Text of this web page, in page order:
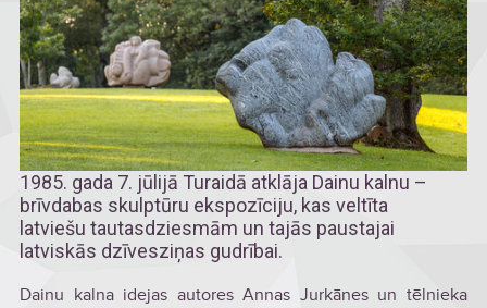
1985. gada 7. jūlijā Turaidā atklāja Dainu kalnu –
brīvdabas skulptūru ekspozīciju, kas veltīta
latviešu tautasdziesmām un tajās paustajai
latviskās dzīvesziņas gudrībai.
Dainu kalna idejas autores Annas Jurkānes un tēlnieka